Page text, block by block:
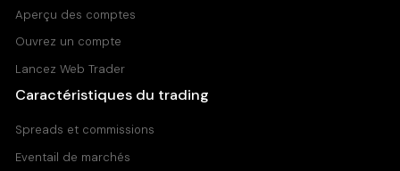
0.8
Standard Account
Aperçu des comptes
Ouvrez un compte
Lancez Web Trader
Caractéristiques du trading
Spreads et commissions
Eventail de marchés